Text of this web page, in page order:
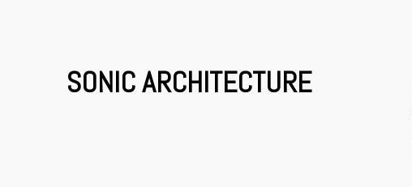
SONIC ARCHITECTURE